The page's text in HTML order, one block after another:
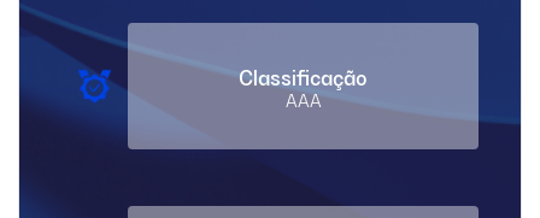
Classificação
AAA